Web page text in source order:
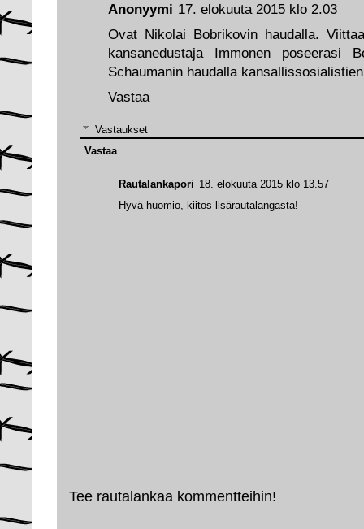
Anonyymi 17. elokuuta 2015 klo 2.03
Ovat Nikolai Bobrikovin haudalla.
kansanedustaja Immonen poseerasi
Schaumanin haudalla
Vastaa
Vastaukset
Rautalankapori 18. elokuuta 2015 klo 13.57
Hyvä huomio, kiitos lisärautalangasta!
Vastaa
Tee rautalankaa kommentteihin!